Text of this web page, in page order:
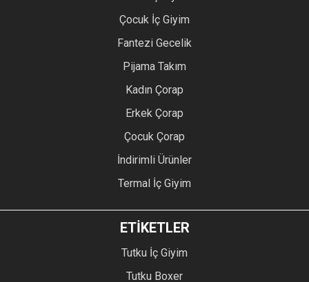
Çocuk İç Giyim
Fantezi Gecelik
Pijama Takım
Kadın Çorap
Erkek Çorap
Çocuk Çorap
İndirimli Ürünler
Termal İç Giyim
ETİKETLER
Tutku İç Giyim
Tutku Boxer